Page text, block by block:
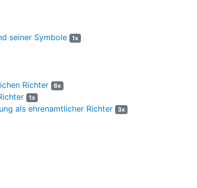
zum (End)Sieg
Krieg
roten Brut
deutschen Mut.
wir ewig hassen.
Land verlassen.
einst ....
seiner Symbole 1x
Richter
6x
1x
als ehrenamtlicher Richter 3x